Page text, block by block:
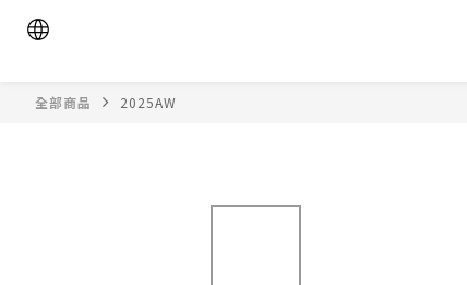
全部商品 2025AW